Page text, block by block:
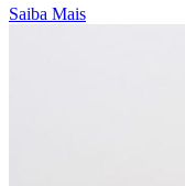
Saiba Mais